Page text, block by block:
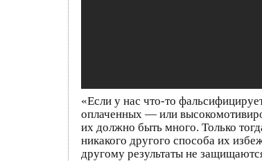
«Если у нас что-то
оплаченных — или
их должно быть много. Только
никакого другого способа их
другому результаты не